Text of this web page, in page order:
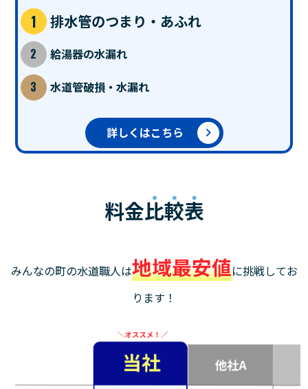
排水管のつまり・あふれ
給湯器の水漏れ
水道管破損・水漏れ
詳しくはこちら
料金比較表
みんなの町の水道職人は地域最安値に挑戦してお
ります！